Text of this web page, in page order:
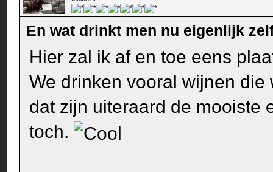
En wat drinkt men nu eigenlijk
Hier zal ik af en toe eens
We drinken vooral wijnen
dat zijn uiteraard de mooiste
toch.